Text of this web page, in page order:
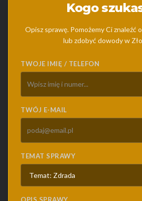
Kogo
Opisz sprawę. Pomożemy Ci znaleźć
lub zdobyć dowody w
TWOJE IMIĘ / TELEFON
TWÓJ E-MAIL
TEMAT SPRAWY